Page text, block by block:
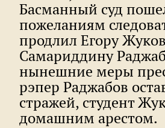
Басманный суд
пожеланиям
продлил Егору
Самариддину
нынешние меры
рэпер Раджабов
стражей, студент
домашним арестом.